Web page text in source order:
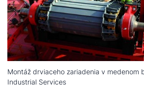
Montáž drviaceho zariadenia v medenom
Industrial Services